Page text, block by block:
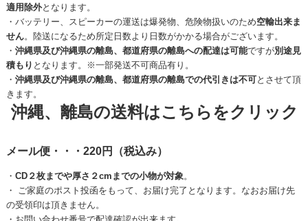
適用除外となります。
・バッテリー、スピーカーの運送は爆発物、危険物扱いのため空輸出来ま
せん。陸送になるため所定日数より日数がかかる場合がございます。
・ 沖縄県及び沖縄県の離島、都道府県の離島への配達は可能ですが別途見
積もり となります。※一部発送不可商品有り。
・ 沖縄県及び沖縄県の離島、都道府県の離島での代引きは不可とさせて頂
きます。
沖縄、離島の送料はこちらをクリック
メール便・・・220円（税込み）
・ CD２枚までや厚さ２cmまでの小物が対象。
・ ご家庭のポスト投函をもって、お届け完了となります。なおお届け先
の受領印は頂きません。